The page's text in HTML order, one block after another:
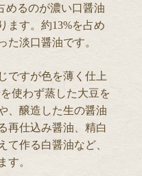
めるのが濃い口醤油
ます。約13%を占め
た淡口醤油です。
ですが色を薄く仕上
使わず蒸した大豆を
、醸造した生の醤油
再仕込み醤油、精白
て作る白醤油など、
す。